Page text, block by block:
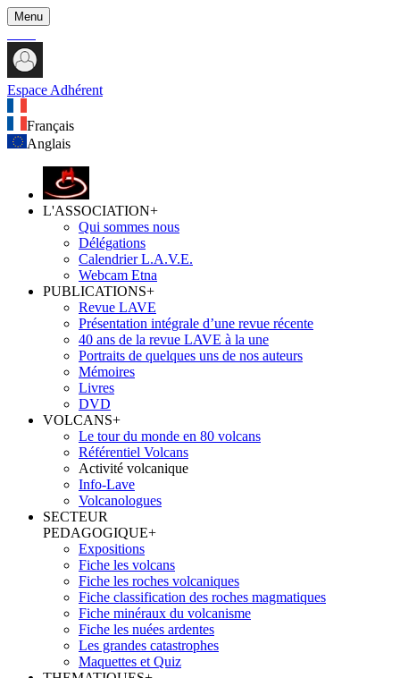
Menu
Espace Adhérent
Français
Anglais
L'ASSOCIATION+
Qui sommes nous
Délégations
Calendrier L.A.V.E.
Webcam Etna
PUBLICATIONS+
Revue LAVE
Présentation intégrale d’une revue récente
40 ans de la revue LAVE à la une
Portraits de quelques uns de nos auteurs
Mémoires
Livres
DVD
VOLCANS+
Le tour du monde en 80 volcans
Référentiel Volcans
Activité volcanique
Info-Lave
Volcanologues
SECTEUR
PEDAGOGIQUE+
Expositions
Fiche les volcans
Fiche les roches volcaniques
Fiche classification des roches magmatiques
Fiche minéraux du volcanisme
Fiche les nuées ardentes
Les grandes catastrophes
Maquettes et Quiz